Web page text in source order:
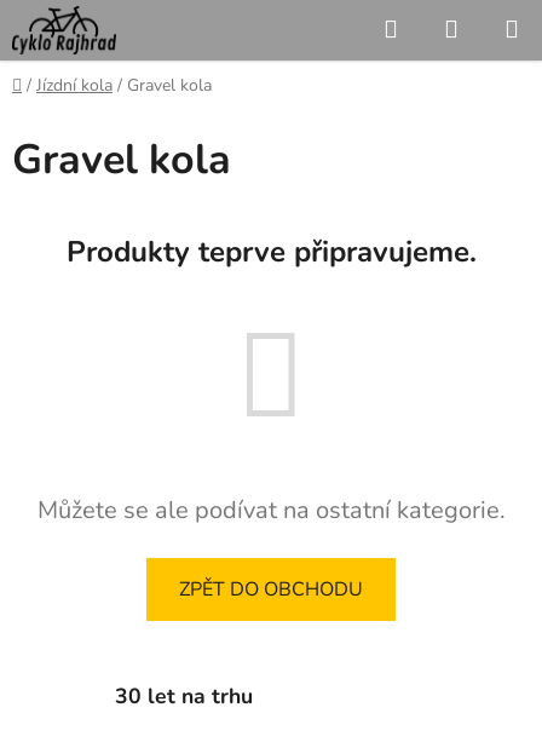
Přejít
na
obsah
Hledat
KOŠÍK
Domů
/ Jízdní kola / Gravel kola
Gravel kola
Produkty teprve připravujeme.
Můžete se ale podívat na ostatní kategorie.
ZPĚT DO OBCHODU
30 let na trhu